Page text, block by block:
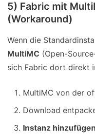
5) Fabric mit
(Workaround)
Wenn die
MultiMC (Open-
sich Fabric dort direkt
MultiMC von der
Download
Instanz hinzufügen